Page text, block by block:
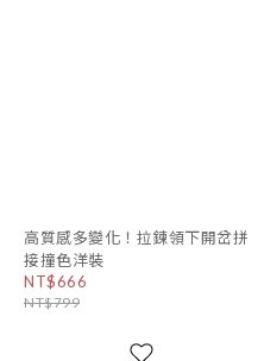
高質感多變化！拉鍊領下開岔拼
接撞色洋裝
NT$666
NT$799